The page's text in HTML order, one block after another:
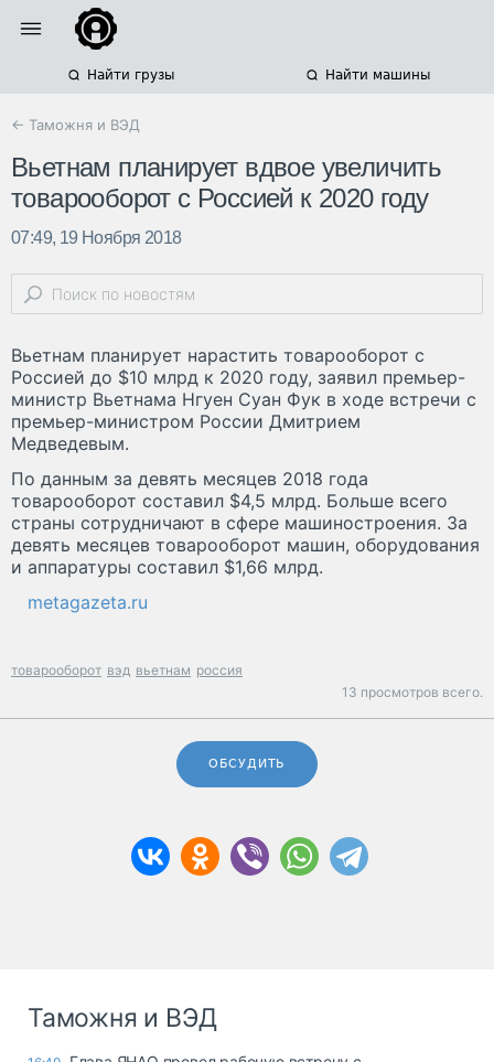
Найти грузы Найти машины
← Таможня и ВЭД
Вьетнам планирует вдвое увеличить
товарооборот с Россией к 2020 году
07:49, 19 Ноября 2018
Вьетнам планирует нарастить товарооборот с
Россией до $10 млрд к 2020 году, заявил премьер-
министр Вьетнама Нгуен Суан Фук в ходе встречи с
премьер-министром России Дмитрием
Медведевым.
По данным за девять месяцев 2018 года
товарооборот составил $4,5 млрд. Больше всего
страны сотрудничают в сфере машиностроения. За
девять месяцев товарооборот машин, оборудования
и аппаратуры составил $1,66 млрд.
metagazeta.ru
товарооборот вэд вьетнам россия
13 просмотров всего.
ОБСУДИТЬ
Таможня и ВЭД